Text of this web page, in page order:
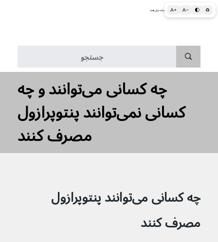
A+ A− 🌓 ♻ اطلاعات پزشکی و بهداشتی به زبان ساده برای همه
چه کسانی می‌توانند و چه
کسانی نمی‌توانند پنتوپرازول
مصرف کنند
چه کسانی می‌توانند پنتوپرازول
مصرف کنند